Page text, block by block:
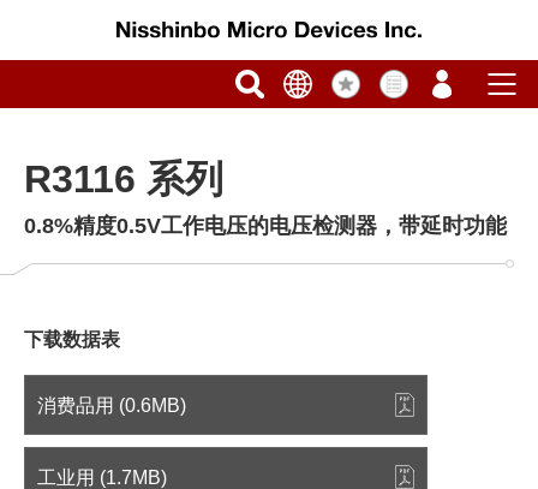
R3116 系列
0.8%精度0.5V工作电压的电压检测器，带延时功能
下载数据表
消费品用 (0.6MB)
工业用 (1.7MB)